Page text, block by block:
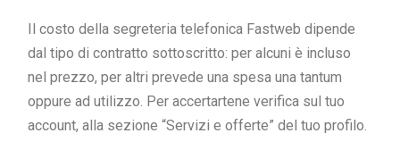
Il costo della segreteria telefonica Fastweb dipende
dal tipo di contratto sottoscritto: per alcuni è incluso
nel prezzo, per altri prevede una spesa una tantum
oppure ad utilizzo. Per accertartene verifica sul tuo
account, alla sezione “Servizi e offerte” del tuo profilo.